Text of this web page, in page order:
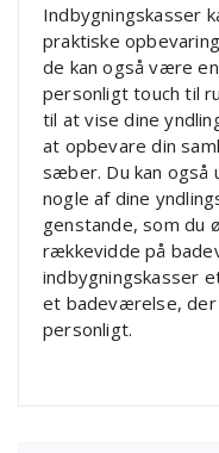
Indbygningskasser
praktiske
de kan også være
personligt touch til
til at vise dine
at opbevare din
sæber. Du kan også
nogle af dine
genstande, som du
rækkevidde på
indbygningskasser
et badeværelse,
personligt.